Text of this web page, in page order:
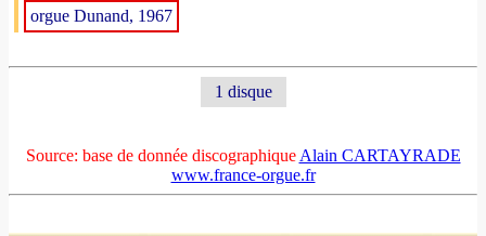
orgue Dunand, 1967
1 disque
Source: base de donnée discographique Alain CARTAYRADE
www.france-orgue.fr